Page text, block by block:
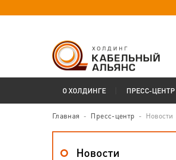
О ХОЛДИНГЕ ПРЕСС-ЦЕНТР
Главная Пресс-центр Новости
Новости